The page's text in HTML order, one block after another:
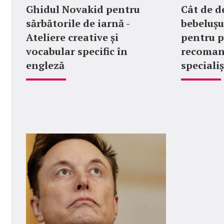
Ghidul Novakid pentru
sărbătorile de iarnă -
Ateliere creative și
vocabular specific în
engleză
Cât de
pentru